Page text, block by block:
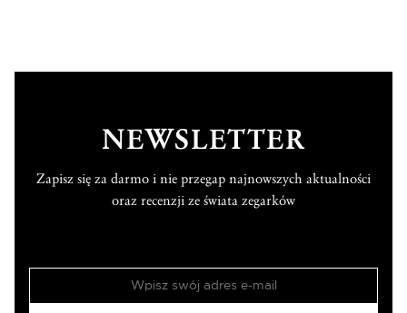
NEWSLETTER
Zapisz się za darmo i nie przegap najnowszych aktualności
oraz recenzji ze świata zegarków